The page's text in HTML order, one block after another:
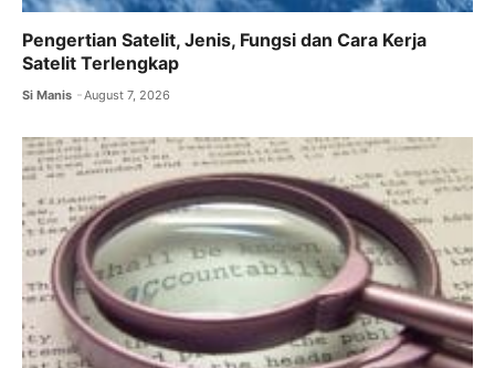
Pengertian Satelit, Jenis, Fungsi dan Cara Kerja
Satelit Terlengkap
Si Manis August 7, 2026